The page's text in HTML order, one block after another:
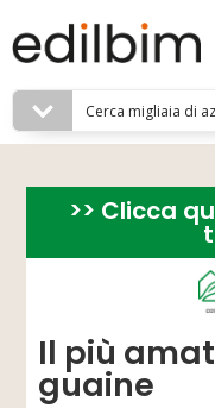
>> Clicca
Il più
guaine